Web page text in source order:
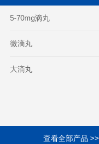
5-70mg滴丸
微滴丸
大滴丸
查看全部产品 >>